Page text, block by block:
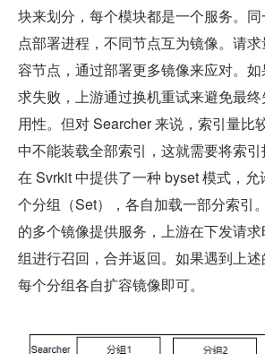
块来划分，每个模块都是一个服务。
点部署进程，不同节点互为镜像。请
容节点，通过部署更多镜像来应对。
求失败，上游通过换机重试来避免最
用性。但对 Searcher 来说，索引量比
中不能装载全部索引，这就需要将索引
在 Svrkit 中提供了一种 byset 模式，
个分组（Set），各自加载一部分索引
的多个镜像提供服务，上游在下发请
组进行召回，合并返回。如果遇到上述
每个分组各自扩容镜像即可。